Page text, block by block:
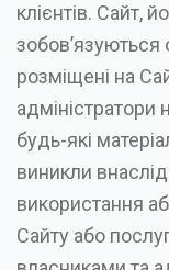
клієнтів. Сайт,
зобов’язуються
розміщені на
адміністратори
будь-які
виникли
використання
Сайту або